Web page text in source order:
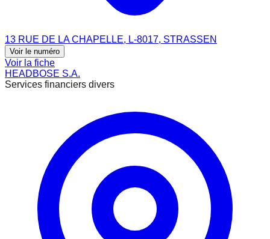
13 RUE DE LA CHAPELLE, L-8017, STRASSEN
Voir le numéro
Voir la fiche
HEADBOSE S.A.
Services financiers divers